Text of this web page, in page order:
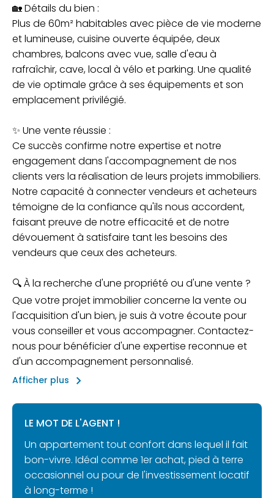
🏡 Détails du bien :
Plus de 60m² habitables avec pièce de vie moderne
et lumineuse, cuisine ouverte équipée, deux
chambres, balcons avec vue, salle d'eau à
rafraîchir, cave, local à vélo et parking. Une qualité
de vie optimale grâce à ses équipements et son
emplacement privilégié.
✨ Une vente réussie :
Ce succès confirme notre expertise et notre
engagement dans l'accompagnement de nos
clients vers la réalisation de leurs projets immobiliers.
Notre capacité à connecter vendeurs et acheteurs
témoigne de la confiance qu'ils nous accordent,
faisant preuve de notre efficacité et de notre
dévouement à satisfaire tant les besoins des
vendeurs que ceux des acheteurs.
🔍 À la recherche d'une propriété ou d'une vente ?
Que votre projet immobilier concerne la vente ou
l'acquisition d'un bien, je suis à votre écoute pour
vous conseiller et vous accompagner. Contactez-
nous pour bénéficier d'une expertise reconnue et
d'un accompagnement personnalisé.
Afficher plus keyboard_arrow_right
LE MOT DE L'AGENT !
Un appartement tout confort dans lequel il fait
bon-vivre. Idéal comme 1er achat, pied à terre
occasionnel ou pour de l'investissement locatif
à long-terme !